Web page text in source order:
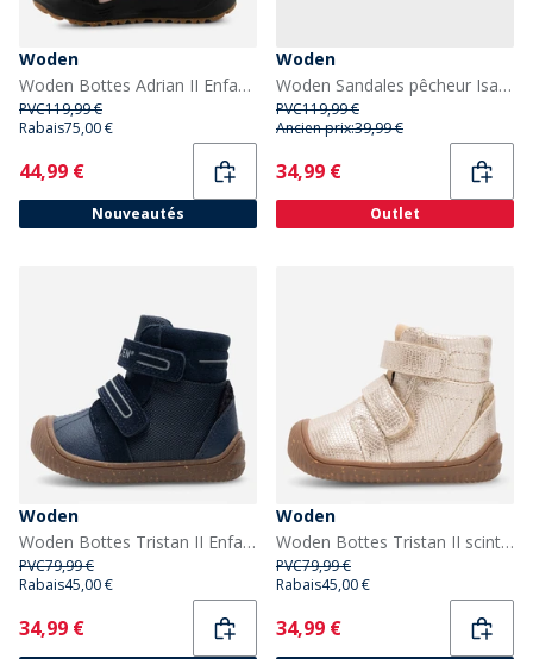
Woden
Woden Bottes Adrian II Enfant 849 Ballerina
PVC119,99 €
Rabais75,00 €
Current
44,99 €
Nouveautés
Woden
Woden Sandales pêcheur Isabell Femme 278 Matcha
PVC119,99 €
Ancien prix:39,99 €
Current
34,99 €
Outlet
Woden
Woden Bottes Tristan II Enfant 010 Navy
PVC79,99 €
Rabais45,00 €
Current
34,99 €
Woden
Woden Bottes Tristan II scintillantes Enfant 045 Gold
PVC79,99 €
Rabais45,00 €
Current
34,99 €